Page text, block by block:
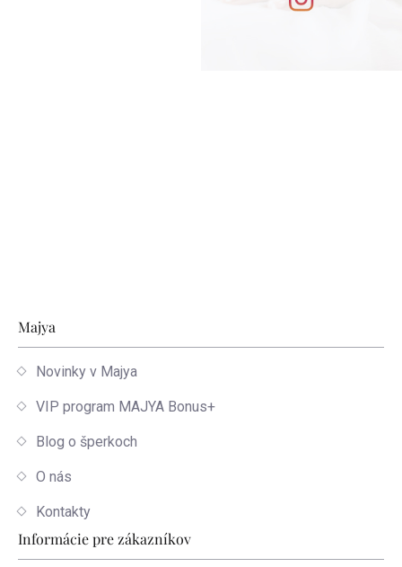
Zápätie
Majya
Novinky v Majya
VIP program MAJYA Bonus+
Blog o šperkoch
O nás
Kontakty
Informácie pre zákazníkov